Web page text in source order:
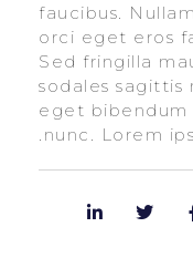
faucibus.
orci eget eros
Sed fringilla
sodales sagittis
eget bibendum
nunc. Lorem